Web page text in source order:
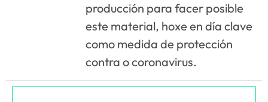
producción para facer posible
este material, hoxe en día clave
como medida de protección
contra o coronavirus.